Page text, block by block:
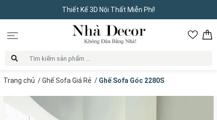
Thiết Kế 3D Nội Thất Miễn Phí!
Trang chủ /Ghế Sofa Giá Rẻ / Ghế Sofa Góc 2280S